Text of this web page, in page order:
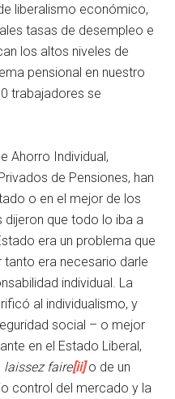
liberalismo económico,
tasas de desempleo e
los altos niveles de
pensional en nuestro
trabajadores se
Ahorro Individual,
de Pensiones, han
o en el mejor de los
que todo lo iba a
era un problema que
tanto era necesario darle
individual. La
al individualismo, y
social – o mejor
en el Estado Liberal,
laissez faire[ii]o de un
control del mercado y la